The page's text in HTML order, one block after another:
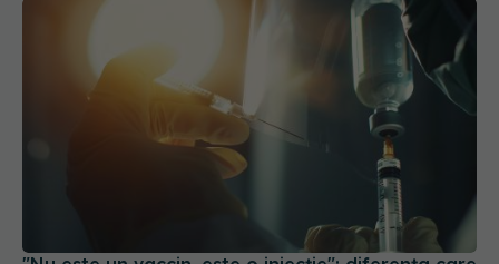
"Nu este un vaccin, este o injecție": diferența care
poate schimba încrederea oamenilor în știință
18 mar 2025, 20:21